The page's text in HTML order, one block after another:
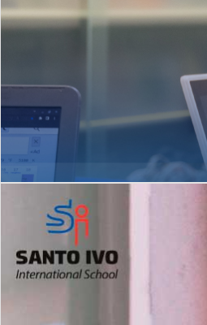
Matrículas Abertas 2026
Dupla
2º AO 5º ANO